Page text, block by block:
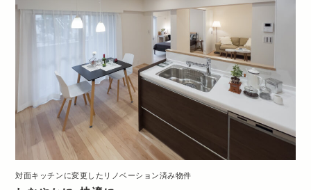
対面キッチンに変更したリノベーション済み物件